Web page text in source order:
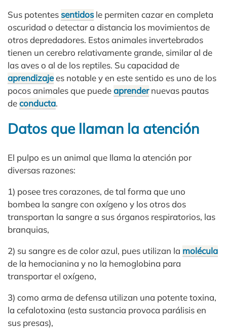
Sus potentes sentidosle permiten cazar en completa
oscuridad o detectar a distancia los movimientos de
otros depredadores. Estos animales invertebrados
tienen un cerebro relativamente grande, similar al de
las aves o al de los reptiles. Su capacidad de
aprendizajees notable y en este sentido es uno de los
pocos animales que puedeaprendernuevas pautas
deconducta.
Datos que llaman la atención
El pulpo es un animal que llama la atención por
diversas razones:
1) posee tres corazones, de tal forma que uno
bombea la sangre con oxígeno y los otros dos
transportan la sangre a sus órganos respiratorios, las
branquias,
2) su sangre es de color azul, pues utilizan la molécula
de la hemocianina y no la hemoglobina para
transportar el oxígeno,
3) como arma de defensa utilizan una potente toxina,
la cefalotoxina (esta sustancia provoca parálisis en
sus presas),